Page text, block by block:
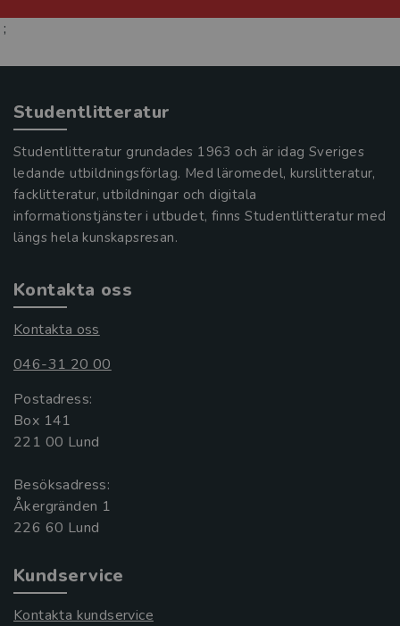
;
Studentlitteratur
Studentlitteratur grundades 1963 och är idag Sveriges
ledande utbildningsförlag. Med läromedel, kurslitteratur,
facklitteratur, utbildningar och digitala
informationstjänster i utbudet, finns Studentlitteratur med
längs hela kunskapsresan.
Kontakta oss
Kontakta oss
046-31 20 00
Postadress:
Box 141
221 00 Lund
Besöksadress:
Åkergränden 1
Kundservice
Kontakta kundservice